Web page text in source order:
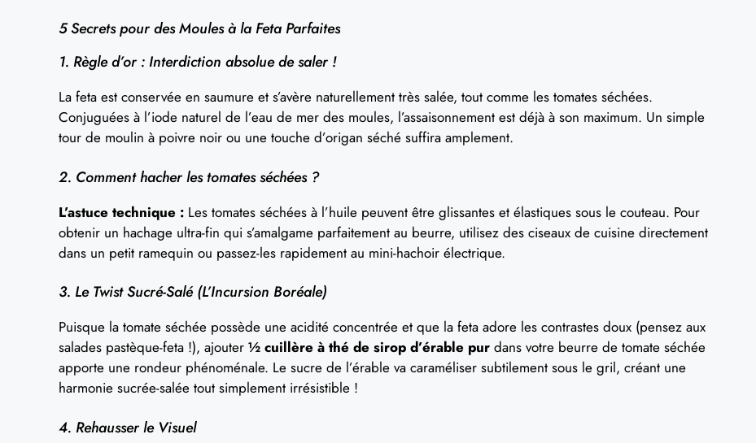
5 Secrets pour des Moules à la Feta Parfaites
1. Règle d’or : Interdiction absolue de saler !
La feta est conservée en saumure et s’avère naturellement très salée, tout comme les tomates séchées.
Conjuguées à l’iode naturel de l’eau de mer des moules, l’assaisonnement est déjà à son maximum. Un simple
tour de moulin à poivre noir ou une touche d’origan séché suffira amplement.
2. Comment hacher les tomates séchées ?
L’astuce technique : Les tomates séchées à l’huile peuvent être glissantes et élastiques sous le couteau. Pour
obtenir un hachage ultra-fin qui s’amalgame parfaitement au beurre, utilisez des ciseaux de cuisine directement
dans un petit ramequin ou passez-les rapidement au mini-hachoir électrique.
3. Le Twist Sucré-Salé (L’Incursion Boréale)
Puisque la tomate séchée possède une acidité concentrée et que la feta adore les contrastes doux (pensez aux
salades pastèque-feta !), ajouter ½ cuillère à thé de sirop d’érable pur dans votre beurre de tomate séchée
apporte une rondeur phénoménale. Le sucre de l’érable va caraméliser subtilement sous le gril, créant une
harmonie sucrée-salée tout simplement irrésistible !
4. Rehausser le Visuel